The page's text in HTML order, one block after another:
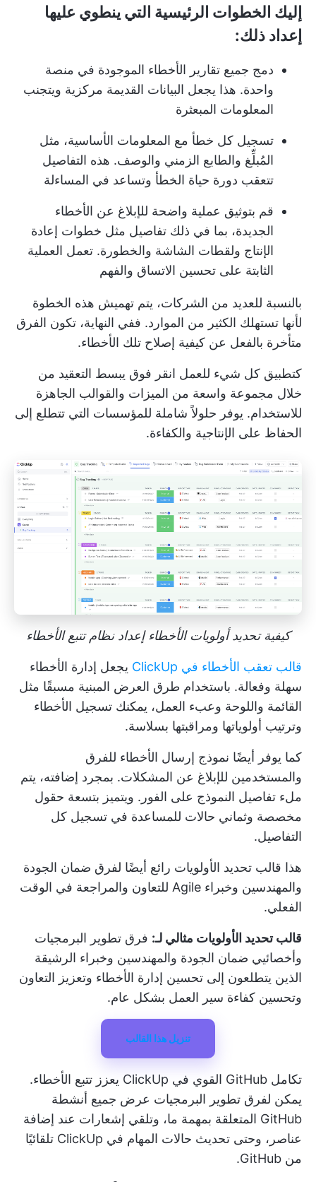
إليك الخطوات الرئيسية التي ينطوي عليها
إعداد ذلك:
دمج جميع تقارير الأخطاء الموجودة في منصة
واحدة. هذا يجعل البيانات القديمة مركزية ويتجنب
المعلومات المبعثرة
تسجيل كل خطأ مع المعلومات الأساسية، مثل
المُبلِّغ والطابع الزمني والوصف. هذه التفاصيل
تتعقب دورة حياة الخطأ وتساعد في المساءلة
قم بتوثيق عملية واضحة للإبلاغ عن الأخطاء
الجديدة، بما في ذلك تفاصيل مثل خطوات إعادة
الإنتاج ولقطات الشاشة والخطورة. تعمل العملية
الثابتة على تحسين الاتساق والفهم
بالنسبة للعديد من الشركات، يتم تهميش هذه الخطوة
لأنها تستهلك الكثير من الموارد. ففي النهاية، تكون الفرق
متأخرة بالفعل عن كيفية إصلاح تلك الأخطاء.
كتطبيق كل شيء للعمل انقر فوق يبسط التعقيد من
خلال مجموعة واسعة من الميزات والقوالب الجاهزة
للاستخدام. يوفر حلولاً شاملة للمؤسسات التي تتطلع إلى
الحفاظ على الإنتاجية والكفاءة.
كيفية تحديد أولويات الأخطاء إعداد نظام تتبع الأخطاء
قالب تعقب الأخطاء في ClickUp
يجعل إدارة الأخطاء
سهلة وفعالة. باستخدام طرق العرض المبنية مسبقًا مثل
القائمة واللوحة وعبء العمل، يمكنك تسجيل الأخطاء
وترتيب أولوياتها ومراقبتها بسلاسة.
كما يوفر أيضًا نموذج إرسال الأخطاء للفرق
والمستخدمين للإبلاغ عن المشكلات. بمجرد إضافته، يتم
ملء تفاصيل النموذج على الفور. ويتميز بتسعة حقول
مخصصة وثماني حالات للمساعدة في تسجيل كل
التفاصيل.
هذا قالب تحديد الأولويات رائع أيضًا لفرق ضمان الجودة
والمهندسين وخبراء Agile للتعاون والمراجعة في الوقت
الفعلي.
قالب تحديد الأولويات مثالي لـ: فرق تطوير البرمجيات
وأخصائيي ضمان الجودة والمهندسين وخبراء الرشيقة
الذين يتطلعون إلى تحسين إدارة الأخطاء وتعزيز التعاون
وتحسين كفاءة سير العمل بشكل عام.
تنزيل هذا القالب
تكامل GitHub القوي في ClickUp
يعزز تتبع الأخطاء.
يمكن لفرق تطوير البرمجيات عرض جميع أنشطة
GitHub المتعلقة بمهمة ما، وتلقي إشعارات عند إضافة
عناصر، وحتى تحديث حالات المهام في ClickUp تلقائيًا
من GitHub.